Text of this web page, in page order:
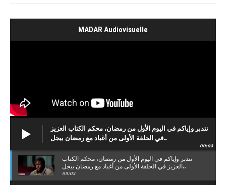
MADAR Audiovisuelle
نتدبر وإياكم في اليوم الأول من رمضان، محكم الكتاب العزيز
في الحلقة الأولى من أغباد مع رمضان بيجل..
09:03
نتدبر وإياكم في اليوم الأول من رمضان، محكم الكتاب
العزيز في الحلقة الأولى من أغباد مع رمضان بيجل..
09:03